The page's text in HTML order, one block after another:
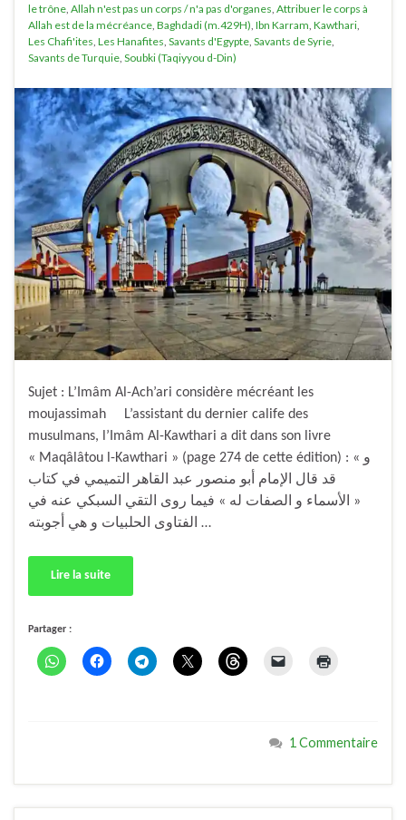
le trône Allah n'est pas un corps / n'a pas d'organes Attribuer le corps à
Allah est de la mécréance Baghdadi (m.429H) Ibn Karram Kawthari
Les Chafi'ites Les Hanafites Savants d'Egypte Savants de Syrie
Savants de Turquie Soubki (Taqiyyou d-Din)
Sujet : L’Imâm Al-Ach’ari considère mécréant les
moujassimah L’assistant du dernier calife des
musulmans, l’Imâm Al-Kawthari a dit dans son livre
« Maqâlâtou l-Kawthari » (page 274 de cette édition) : « و
قد قال الإمام أبو منصور عبد القاهر التميمي في كتاب
« الأسماء و الصفات له » فيما روى التقي السبكي عنه في
الفتاوى الحلبيات و هي أجوبته …
Lire la suite
Partager :
1 Commentaire